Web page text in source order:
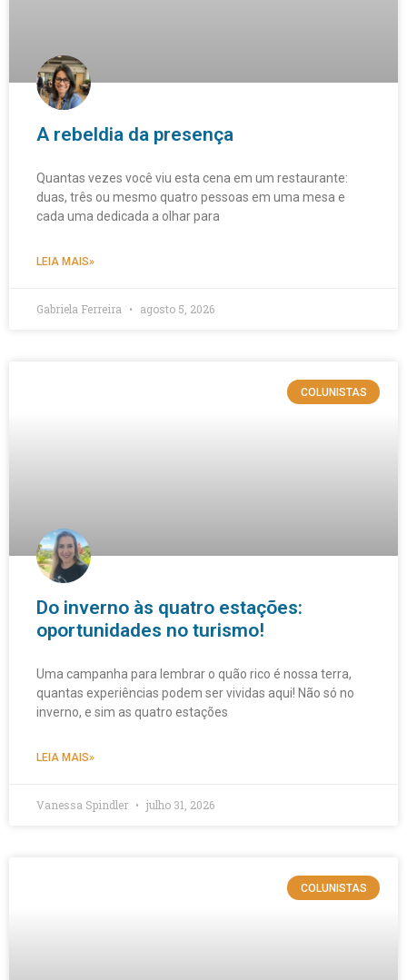
A rebeldia da presença
Quantas vezes você viu esta cena em um restaurante:
duas, três ou mesmo quatro pessoas em uma mesa e
cada uma dedicada a olhar para
LEIA MAIS»
Gabriela Ferreira agosto 5, 2026
COLUNISTAS
Do inverno às quatro estações:
oportunidades no turismo!
Uma campanha para lembrar o quão rico é nossa terra,
quantas experiências podem ser vividas aqui! Não só no
inverno, e sim as quatro estações
LEIA MAIS»
Vanessa Spindler julho 31, 2026
COLUNISTAS